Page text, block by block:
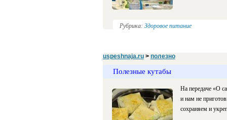
Рубрика: Здоровое питание
uspeshnaja.ru> полезно
Полезные кутабы
На передаче «О
и нам не
сохраняем и